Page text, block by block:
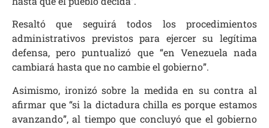
Resaltó que seguirá todos los procedimientos
administrativos previstos para ejercer su legítima
defensa, pero puntualizó que “en Venezuela nada
cambiará hasta que no cambie el gobierno”.
Asimismo, ironizó sobre la medida en su contra al
afirmar que “si la dictadura chilla es porque estamos
avanzando”, al tiempo que concluyó que el gobierno